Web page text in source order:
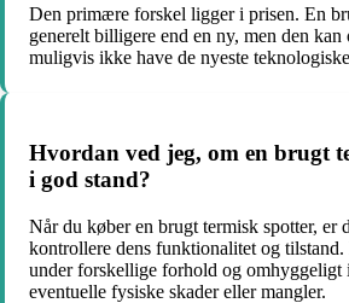
Den primære forskel ligger i prisen. En
generelt billigere end en ny, men den kan
muligvis ikke have de nyeste
Hvordan ved jeg, om en brugt
i god stand?
Når du køber en brugt termisk spotter, er
kontrollere dens funktionalitet og
under forskellige forhold og omhyggeligt
eventuelle fysiske skader eller mangler.